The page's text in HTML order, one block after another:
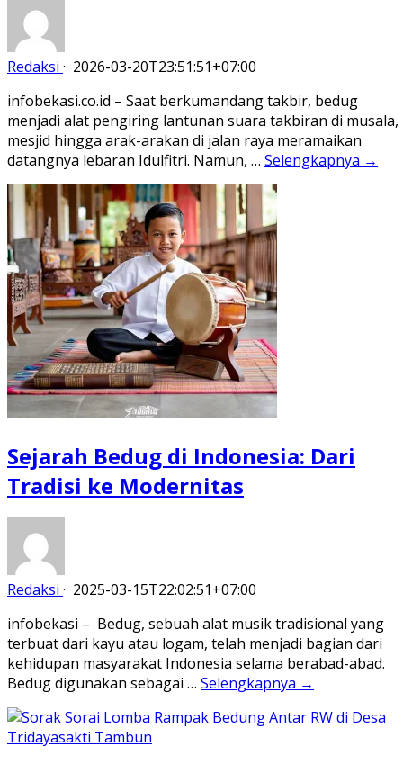
Redaksi · 2026-03-20T23:51:51+07:00
infobekasi.co.id – Saat berkumandang takbir, bedug
menjadi alat pengiring lantunan suara takbiran di musala,
mesjid hingga arak-arakan di jalan raya meramaikan
datangnya lebaran Idulfitri. Namun, … Selengkapnya →
Sejarah Bedug di Indonesia: Dari
Tradisi ke Modernitas
Redaksi · 2025-03-15T22:02:51+07:00
infobekasi – Bedug, sebuah alat musik tradisional yang
terbuat dari kayu atau logam, telah menjadi bagian dari
kehidupan masyarakat Indonesia selama berabad-abad.
Bedug digunakan sebagai … Selengkapnya →